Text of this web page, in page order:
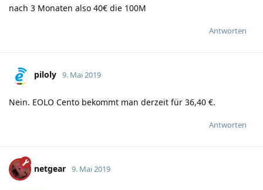
nach 3 Monaten also 40€ die 100M
Antworten
piloly 9. Mai 2019
Nein. EOLO Cento bekommt man derzeit für 36,40 €.
Antworten
netgear 9. Mai 2019